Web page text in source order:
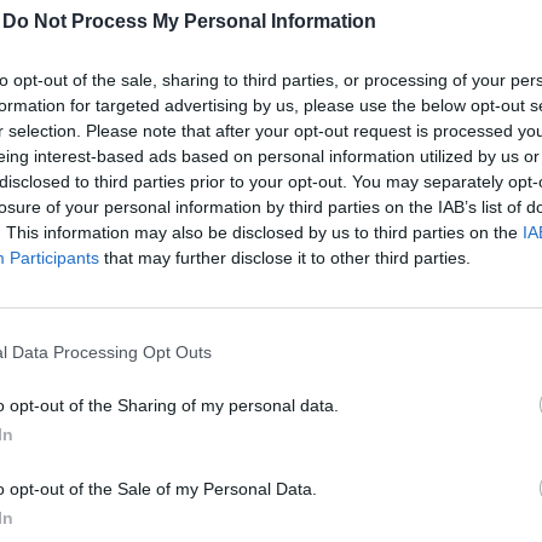
Do Not Process My Personal Information
opt-out of the sale, sharing to third parties, or processing of your
for targeted advertising by us, please use the below opt-out
selection. Please note that after your opt-out request is processed
interest-based ads based on personal information utilized by us
to third parties prior to your opt-out. You may separately
of your personal information by third parties on the IAB’s list of
This information may also be disclosed by us to third parties on the
Participants that may further disclose it to other third parties.
Data Processing Opt Outs
opt-out of the Sharing of my personal data.
opt-out of the Sale of my Personal Data.
a kormánynak kell megadnia a szabad jelzést a
pályaudvarral összekötő gyorsvasút
lap írása szerint az államnak 2027-ig évente
állási díj + jegyárkiegészítés), az utasoknak
negyvenmilliárd forintos beruházás
koncesszióban valósulna meg, a koncessziós
be a légikikötő kettes terminálja alá.
18 perces menetidővel juthatnak majd el a repülőtér kettes
szerinti magas színvonalú szolgáltatásokért nem sokat